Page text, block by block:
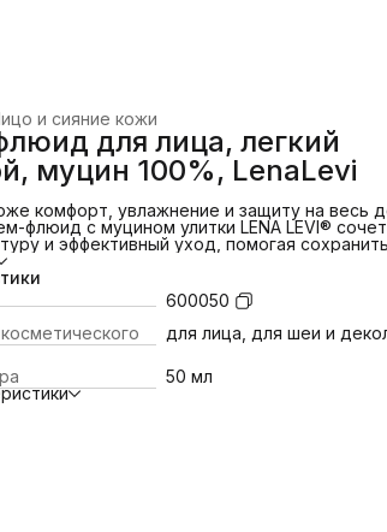
и сияние кожи
для лица, легкий
муцин 100%, LenaLevi
комфорт, увлажнение и защиту на весь
флюид с муцином улитки LENA LEVI®
и эффективный уход, помогая сохранить
и естественное сияние кожи.
флюид с муцином улитки LENA LEVI®
быстро впитывается, не оставляет
и обеспечивает коже ощущение
дня. Крем подходит для ежедневного
как основа под макияж.
глубоко увлажняет кожу, способствует её
и укрепляет естественный защитный
600050
для лица, для шеи и
50 мл